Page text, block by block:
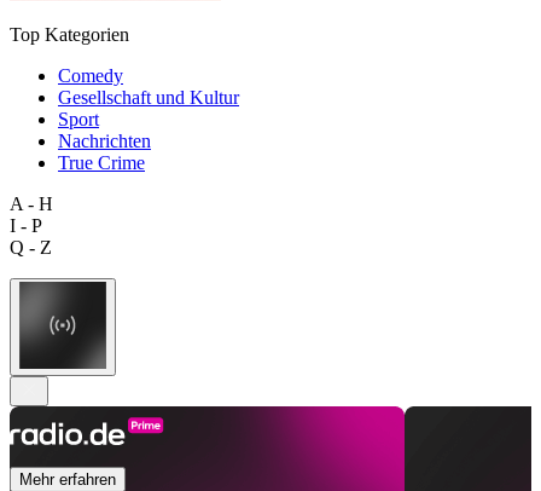
Top Kategorien
Comedy
Gesellschaft und Kultur
Sport
Nachrichten
True Crime
A - H
I - P
Q - Z
Mehr erfahren